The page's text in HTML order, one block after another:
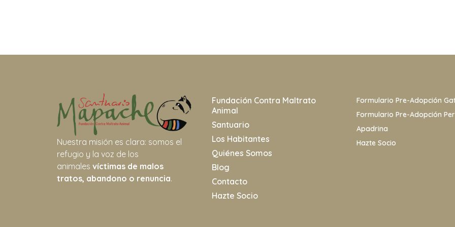
Nuestra misión es clara: somos el
refugio y la voz de los
animales víctimas de malos
tratos, abandono o renuncia.
Fundación Contra Maltrato
Animal
Santuario
Los Habitantes
Quiénes Somos
Blog
Contacto
Hazte Socio
Formulario Pre-Adopción
Formulario Pre-Adopción
Apadrina
Hazte Socio